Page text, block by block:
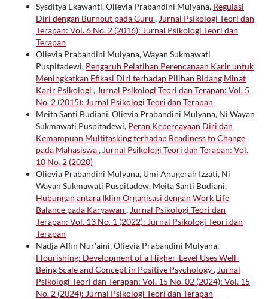
Sysditya Ekawanti, Olievia Prabandini Mulyana, Regulasi
Diri dengan Burnout pada Guru , Jurnal Psikologi Teori dan
Terapan: Vol. 6 No. 2 (2016): Jurnal Psikologi Teori dan
Terapan
Olievia Prabandini Mulyana, Wayan Sukmawati
Puspitadewi, Pengaruh Pelatihan Perencanaan Karir untuk
Meningkatkan Efikasi Diri terhadap Pilihan Bidang Minat
Karir Psikologi , Jurnal Psikologi Teori dan Terapan: Vol. 5
No. 2 (2015): Jurnal Psikologi Teori dan Terapan
Meita Santi Budiani, Olievia Prabandini Mulyana, Ni Wayan
Sukmawati Puspitadewi, Peran Kepercayaan Diri dan
Kemampuan Multitasking terhadap Readiness to Change
pada Mahasiswa, Jurnal Psikologi Teori dan Terapan: Vol.
10 No. 2 (2020)
Olievia Prabandini Mulyana, Umi Anugerah Izzati, Ni
Wayan Sukmawati Puspitadew, Meita Santi Budiani,
Hubungan antara Iklim Organisasi dengan Work Life
Balance pada Karyawan , Jurnal Psikologi Teori dan
Terapan: Vol. 13 No. 1 (2022): Jurnal Psikologi Teori dan
Terapan
Nadja Alfin Nur'aini, Olievia Prabandini Mulyana,
Flourishing: Development of a Higher-Level Uses Well-
Being Scale and Concept in Positive Psychology, Jurnal
Psikologi Teori dan Terapan: Vol. 15 No. 02 (2024): Vol. 15
No. 2 (2024): Jurnal Psikologi Teori dan Terapan